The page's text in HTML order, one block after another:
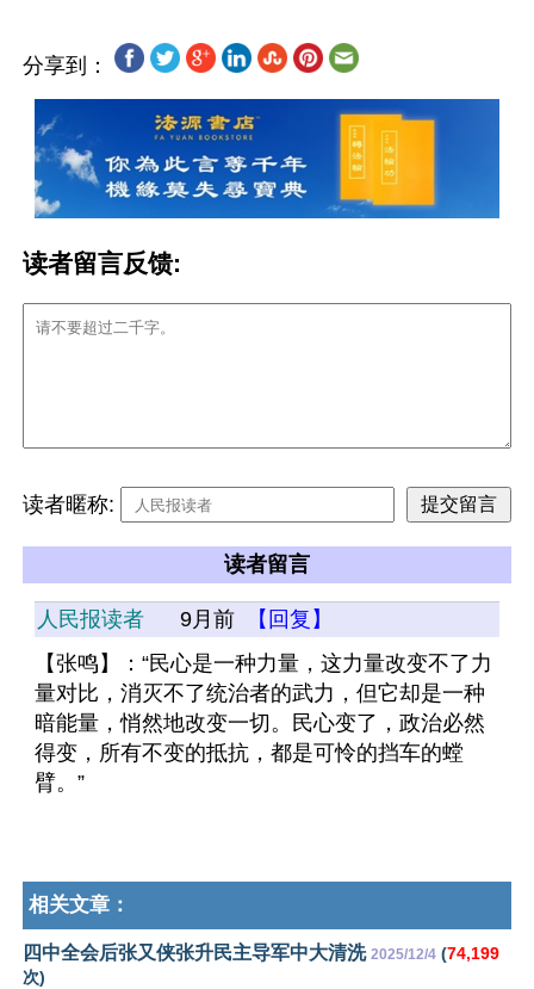
分享到：
读者留言反馈:
读者暱称:
读者留言
人民报读者 9月前
【回复】
【张鸣】：“民心是一种力量，这力量改变不了力
量对比，消灭不了统治者的武力，但它却是一种
暗能量，悄然地改变一切。民心变了，政治必然
得变，所有不变的抵抗，都是可怜的挡车的螳
臂。”
相关文章：
四中全会后张又侠张升民主导军中大清洗 2025/12/4 (74,199
次)